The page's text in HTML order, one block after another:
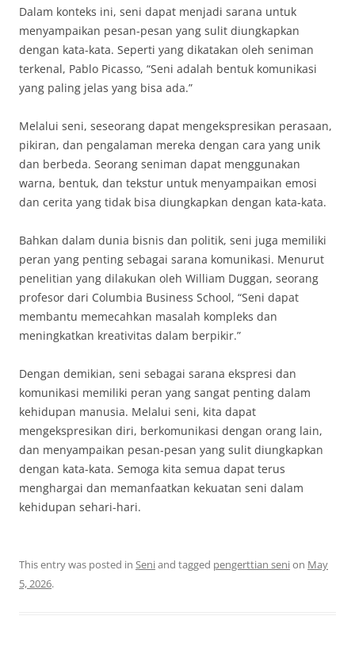
Dalam konteks ini, seni dapat menjadi sarana untuk
menyampaikan pesan-pesan yang sulit diungkapkan
dengan kata-kata. Seperti yang dikatakan oleh seniman
terkenal, Pablo Picasso, “Seni adalah bentuk komunikasi
yang paling jelas yang bisa ada.”
Melalui seni, seseorang dapat mengekspresikan perasaan,
pikiran, dan pengalaman mereka dengan cara yang unik
dan berbeda. Seorang seniman dapat menggunakan
warna, bentuk, dan tekstur untuk menyampaikan emosi
dan cerita yang tidak bisa diungkapkan dengan kata-kata.
Bahkan dalam dunia bisnis dan politik, seni juga memiliki
peran yang penting sebagai sarana komunikasi. Menurut
penelitian yang dilakukan oleh William Duggan, seorang
profesor dari Columbia Business School, “Seni dapat
membantu memecahkan masalah kompleks dan
meningkatkan kreativitas dalam berpikir.”
Dengan demikian, seni sebagai sarana ekspresi dan
komunikasi memiliki peran yang sangat penting dalam
kehidupan manusia. Melalui seni, kita dapat
mengekspresikan diri, berkomunikasi dengan orang lain,
dan menyampaikan pesan-pesan yang sulit diungkapkan
dengan kata-kata. Semoga kita semua dapat terus
menghargai dan memanfaatkan kekuatan seni dalam
kehidupan sehari-hari.
This entry was posted in Seniand tagged pengerttian senion May
5, 2026.